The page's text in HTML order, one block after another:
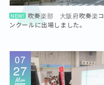
NEW! 吹奏楽部 大阪府吹奏楽コ
ンクールに出場しました。
07
27
Mon